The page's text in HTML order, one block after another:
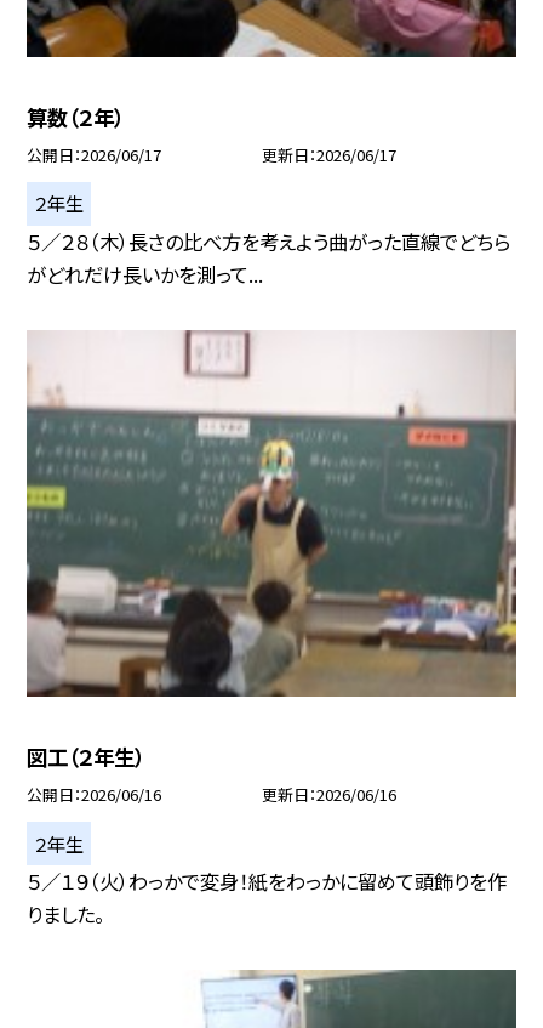
算数（２年）
公開日 2026/06/17 更新日 2026/06/17
２年生
５／２８（木）長さの比べ方を考えよう曲がった直線でどちら
がどれだけ長いかを測って...
図工（２年生）
公開日 2026/06/16 更新日 2026/06/16
２年生
５／１９（火）わっかで変身！紙をわっかに留めて頭飾りを作
りました。